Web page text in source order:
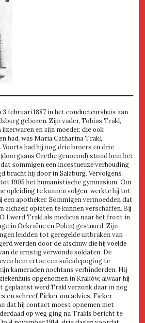
februari 1887 in het conducteurshuis aan
geboren. Zijn vader, Tobias Trakl,
ijzerwaren en zijn moeder, die ook
had, was Maria Catharina Trakl,
Voorts had hij nog drie broers en drie
Grethe genoemd) stond hem het
sommigen een incestueuze verhouding
bracht hij door in Salzburg. Vervolgens
1905 het humanistische gymnasium. Om
opleiding te kunnen volgen, werkte hij tot
een apotheker. Sommigen vermoedden dat
zichzelf opiaten te kunnen verschaffen. Bij
I werd Trakl als medicus naar het front in
in Oekraïne en Polen) gestuurd. Zijn
leidden tot geregelde uitbraken van
werden door de afschuw die hij voelde
de ernstig verwonde soldaten. De
hem ertoe een suïcidepoging te
kameraden nochtans verhinderden. Hij
opgenomen in Kraków, alwaar hij
werd.Trakl verzonk daar in nog
en schreef Ficker om advies. Ficker
dat hij contact moest opnemen met
op weg ging na Trakls bericht te